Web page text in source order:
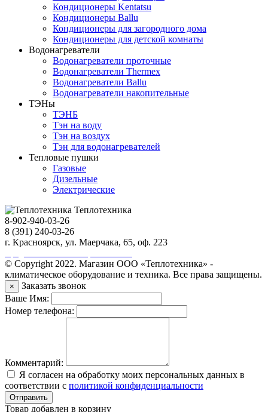
Кондиционеры Kentatsu
Кондиционеры Ballu
Кондиционеры для загородного дома
Кондиционеры для детской комнаты
Водонагреватели
Водонагреватели проточные
Водонагреватели Thermex
Водонагреватели Ballu
Водонагреватели накопительные
ТЭНы
ТЭНБ
Тэн на воду
Тэн на воздух
Тэн для водонагревателей
Тепловые пушки
Газовые
Дизельные
Электрические
Теплотехника
8-902-940-03-26
8 (391) 240-03-26
г. Красноярск, ул. Маерчака, 65, оф. 223
© Copyright 2022. Магазин ООО «Теплотехника» -
климатическое оборудование и техника. Все права защищены.
×
Заказать звонок
Ваше Имя:
Номер телефона:
Комментарий:
Я согласен на обработку моих персональных данных в
соответствии с политикой конфиденциальности
Отправить
Товар добавлен в корзину